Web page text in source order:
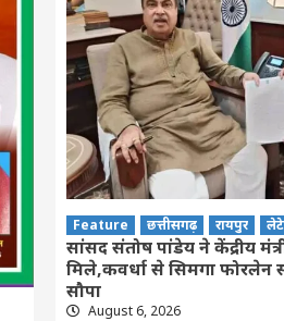
Feature छत्तीसगढ़ रायपुर
सांसद संतोष पांडेय ने केंद्रीय
मिले,कवर्धा से सिमगा फोरलेन
सौपा
August 6, 2026